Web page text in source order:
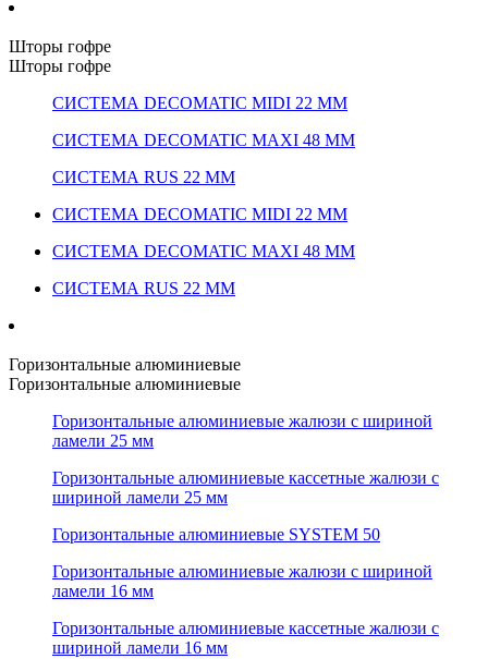
Шторы гофре
Шторы гофре
СИСТЕМА DECOMATIC MIDI 22 ММ
СИСТЕМА DECOMATIC MAXI 48 ММ
СИСТЕМА RUS 22 ММ
СИСТЕМА DECOMATIC MIDI 22 ММ
СИСТЕМА DECOMATIC MAXI 48 ММ
СИСТЕМА RUS 22 ММ
Горизонтальные алюминиевые
Горизонтальные алюминиевые
Горизонтальные алюминиевые жалюзи с шириной
ламели 25 мм
Горизонтальные алюминиевые кассетные жалюзи с
шириной ламели 25 мм
Горизонтальные алюминиевые SYSTEM 50
Горизонтальные алюминиевые жалюзи с шириной
ламели 16 мм
Горизонтальные алюминиевые кассетные жалюзи с
шириной ламели 16 мм